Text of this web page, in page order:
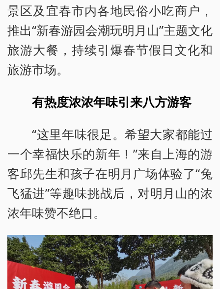
景区及宜春市内各地民俗小吃商户，
推出“新春游园会潮玩明月山”主题文化
旅游大餐，持续引爆春节假日文化和
旅游市场。
有热度浓浓年味引来八方游客
“这里年味很足。希望大家都能过
一个幸福快乐的新年！”来自上海的游
客邱先生和孩子在明月广场体验了“兔
飞猛进”等趣味挑战后，对明月山的浓
浓年味赞不绝口。